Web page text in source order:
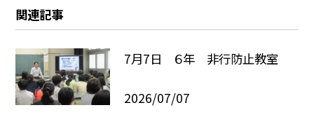
関連記事
7月7日 ６年 非行防止教室
2026/07/07